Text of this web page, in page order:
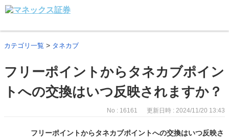
カテゴリ一覧 > タネカブ
フリーポイントからタネカブポイン
トへの交換はいつ反映されますか？
No : 16161 更新日時 : 2024/11/20 13:43
フリーポイントからタネカブポイントへの交換はいつ反映さ